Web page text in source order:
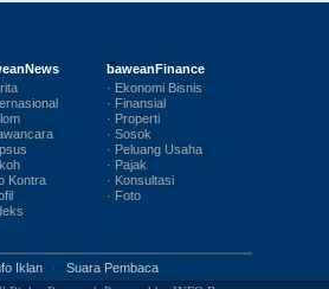
Kontra
baweanFinance
· Ekonomi Bisnis
· Finansial
· Properti
· Sosok
· Peluang Usaha
· Pajak
· Konsultasi
· Foto
Iklan ·
Suara Pembaca